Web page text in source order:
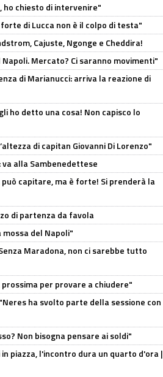
chiesto di intervenire"
di Lucca non è il colpo di testa"
Cajuste, Ngonge e Cheddira!
Mercato? Ci saranno movimenti"
di Marianucci: arriva la reazione di
ho detto una cosa! Non capisco lo
di capitan Giovanni Di Lorenzo"
va alla Sambenedettese
capitare, ma è forte! Si prenderà la
di partenza da favola
del Napoli"
Maradona, non ci sarebbe tutto
per provare a chiudere"
ha svolto parte della sessione con
Non bisogna pensare ai soldi"
piazza, l'incontro dura un quarto d'ora |